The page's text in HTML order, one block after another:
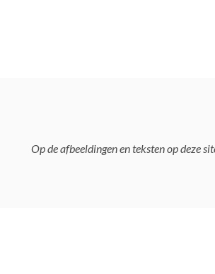
Op de afbeeldingen en teksten op deze